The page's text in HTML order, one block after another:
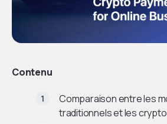
Contenu
Comparaison entre les
traditionnels et les